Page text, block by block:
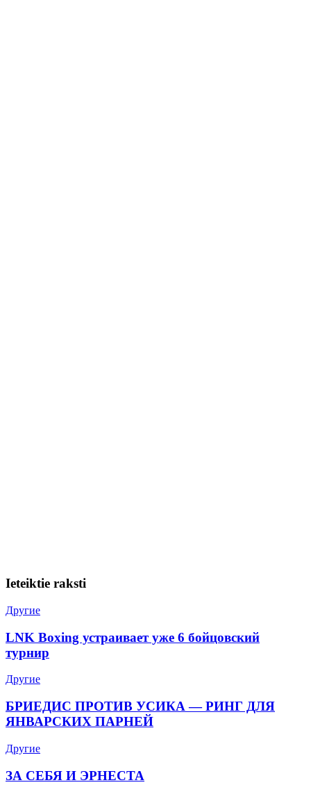
Ieteiktie raksti
Другие
LNK Boxing устраивает уже 6 бойцовский
турнир
Другие
БРИЕДИС ПРОТИВ УСИКА — РИНГ ДЛЯ
ЯНВАРСКИХ ПАРНЕЙ
Другие
ЗА СЕБЯ И ЭРНЕСТА